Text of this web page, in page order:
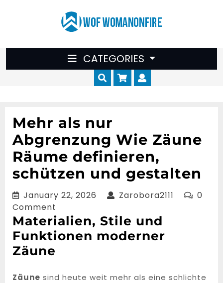
CATEGORIES
Cart
Mehr als nur
Abgrenzung Wie Zäune
Räume definieren,
schützen und gestalten
January 22, 2026 January
2026
Zarobora2111
0
Comment
Materialien, Stile und
Funktionen moderner
Zäune
Zäune sind heute weit mehr als eine schlichte